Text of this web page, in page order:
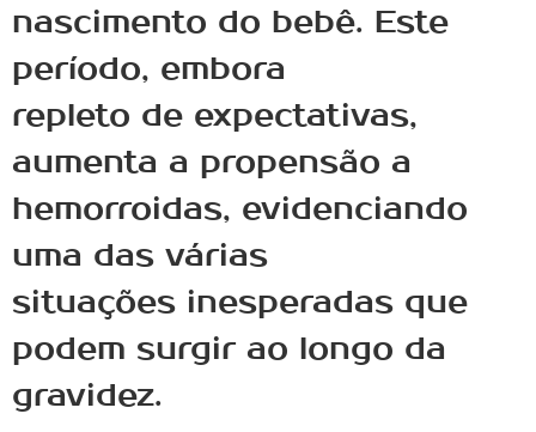
nascimento do bebê. Este
período, embora
repleto de expectativas,
aumenta a propensão a
hemorroidas, evidenciando
uma das várias
situações inesperadas que
podem surgir ao longo da
gravidez.